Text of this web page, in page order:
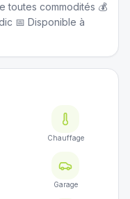
toutes commodités 💰
📅 Disponible à
Chauffage
Garage